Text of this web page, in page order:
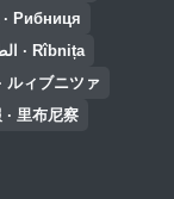
· Рибниця
الطقس · Rîbnița
ルィブニツァ
· 里布尼察